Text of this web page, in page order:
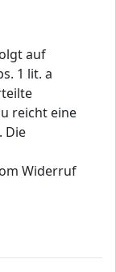
auf
1 lit. a
reicht eine
Die
Widerruf